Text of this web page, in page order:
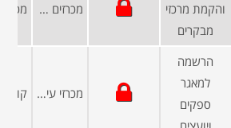
והקמת מרכזי
מבקרים
מכרזים פומביים
הרשמה
למאגר
ספקים
מכרזי עיריות ומועצות